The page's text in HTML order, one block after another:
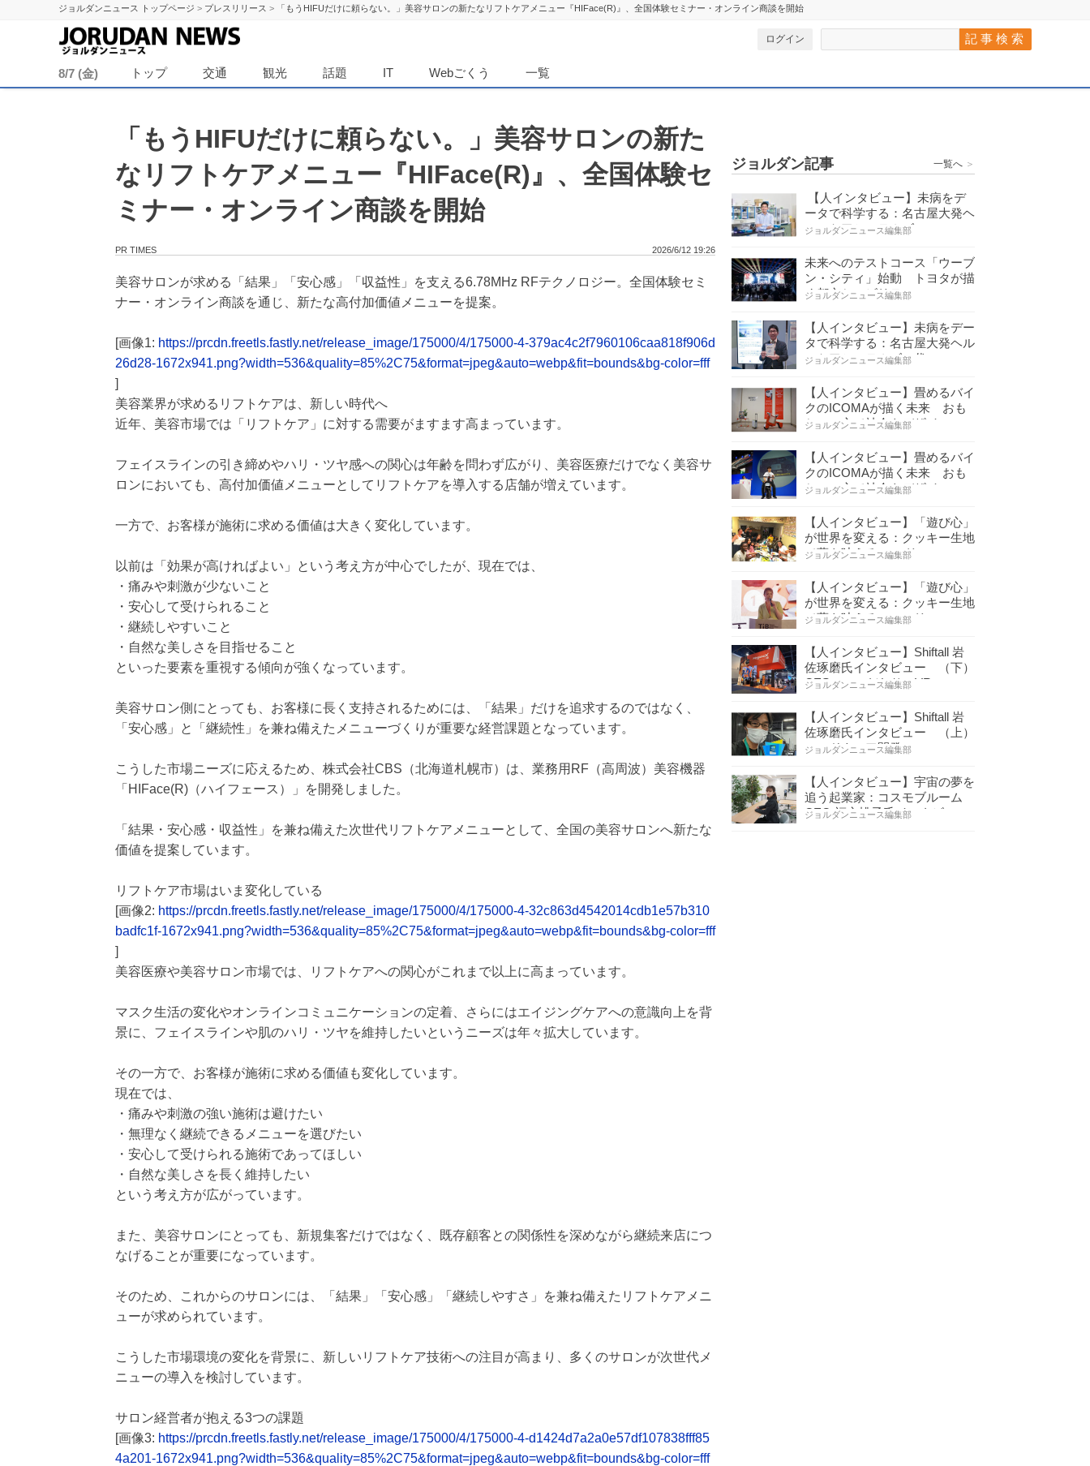
ジョルダンニュース トップページ > プレスリリース > 「もうHIFUだけに頼らない。」美容サロンの新たなリフトケアメニュー『HIFace(R)』、全国体験セミナー・オンライン商談を開始
ログイン
8/7 (金) トップ 交通 観光 話題 IT Webごくう 一覧
「もうHIFUだけに頼らない。」美容サロンの新た
なリフトケアメニュー『HIFace(R)』、全国体験セ
ミナー・オンライン商談を開始
2026/6/12 19:26
PR TIMES
美容サロンが求める「結果」「安心感」「収益性」を支える6.78MHz RFテクノロジー。全国体験セミ
ナー・オンライン商談を通じ、新たな高付加価値メニューを提案。
[画像1: https://prcdn.freetls.fastly.net/release_image/175000/4/175000-4-379ac4c2f7960106caa818f906d
26d28-1672x941.png?width=536&quality=85%2C75&format=jpeg&auto=webp&fit=bounds&bg-color=fff
]
美容業界が求めるリフトケアは、新しい時代へ
近年、美容市場では「リフトケア」に対する需要がますます高まっています。
フェイスラインの引き締めやハリ・ツヤ感への関心は年齢を問わず広がり、美容医療だけでなく美容サ
ロンにおいても、高付加価値メニューとしてリフトケアを導入する店舗が増えています。
一方で、お客様が施術に求める価値は大きく変化しています。
以前は「効果が高ければよい」という考え方が中心でしたが、現在では、
・痛みや刺激が少ないこと
・安心して受けられること
・継続しやすいこと
・自然な美しさを目指せること
といった要素を重視する傾向が強くなっています。
美容サロン側にとっても、お客様に長く支持されるためには、「結果」だけを追求するのではなく、
「安心感」と「継続性」を兼ね備えたメニューづくりが重要な経営課題となっています。
こうした市場ニーズに応えるため、株式会社CBS（北海道札幌市）は、業務用RF（高周波）美容機器
「HIFace(R)（ハイフェース）」を開発しました。
「結果・安心感・収益性」を兼ね備えた次世代リフトケアメニューとして、全国の美容サロンへ新たな
価値を提案しています。
リフトケア市場はいま変化している
[画像2: https://prcdn.freetls.fastly.net/release_image/175000/4/175000-4-32c863d4542014cdb1e57b310
badfc1f-1672x941.png?width=536&quality=85%2C75&format=jpeg&auto=webp&fit=bounds&bg-color=fff
]
美容医療や美容サロン市場では、リフトケアへの関心がこれまで以上に高まっています。
マスク生活の変化やオンラインコミュニケーションの定着、さらにはエイジングケアへの意識向上を背
景に、フェイスラインや肌のハリ・ツヤを維持したいというニーズは年々拡大しています。
その一方で、お客様が施術に求める価値も変化しています。
現在では、
・痛みや刺激の強い施術は避けたい
・無理なく継続できるメニューを選びたい
・安心して受けられる施術であってほしい
・自然な美しさを長く維持したい
という考え方が広がっています。
また、美容サロンにとっても、新規集客だけではなく、既存顧客との関係性を深めながら継続来店につ
なげることが重要になっています。
そのため、これからのサロンには、「結果」「安心感」「継続しやすさ」を兼ね備えたリフトケアメニ
ューが求められています。
こうした市場環境の変化を背景に、新しいリフトケア技術への注目が高まり、多くのサロンが次世代メ
ニューの導入を検討しています。
サロン経営者が抱える3つの課題
[画像3: https://prcdn.freetls.fastly.net/release_image/175000/4/175000-4-d1424d7a2a0e57df107838fff85
4a201-1672x941.png?width=536&quality=85%2C75&format=jpeg&auto=webp&fit=bounds&bg-color=fff
ジョルダン記事 一覧へ ＞
【人インタビュー】未病をデ
ータで科学する：名古屋大発ヘ
ルスケアシステムズの…
ジョルダンニュース編集部
未来へのテストコース「ウーブ
ン・シティ」始動 トヨタが描
く都市とモビリティの…
ジョルダンニュース編集部
【人インタビュー】未病をデー
タで科学する：名古屋大発ヘル
スケアシステムズの代…
ジョルダンニュース編集部
【人インタビュー】畳めるバイ
クのICOMAが描く未来 おも
ちゃの心で社会をデザイ…
ジョルダンニュース編集部
【人インタビュー】畳めるバイ
クのICOMAが描く未来 おも
ちゃの心で社会をデザイ…
ジョルダンニュース編集部
【人インタビュー】「遊び心」
が世界を変える：クッキー生地
で夢を叶える コロリ…
ジョルダンニュース編集部
【人インタビュー】「遊び心」
が世界を変える：クッキー生地
で夢を叶える コロリ…
ジョルダンニュース編集部
【人インタビュー】Shiftall 岩
佐琢磨氏インタビュー （下）
CESへのこだわり VR…
ジョルダンニュース編集部
【人インタビュー】Shiftall 岩
佐琢磨氏インタビュー （上）
ハードウェア開発へ…
ジョルダンニュース編集部
【人インタビュー】宇宙の夢を
追う起業家：コスモブルーム
CEO 福永桃子氏インタビ…
ジョルダンニュース編集部